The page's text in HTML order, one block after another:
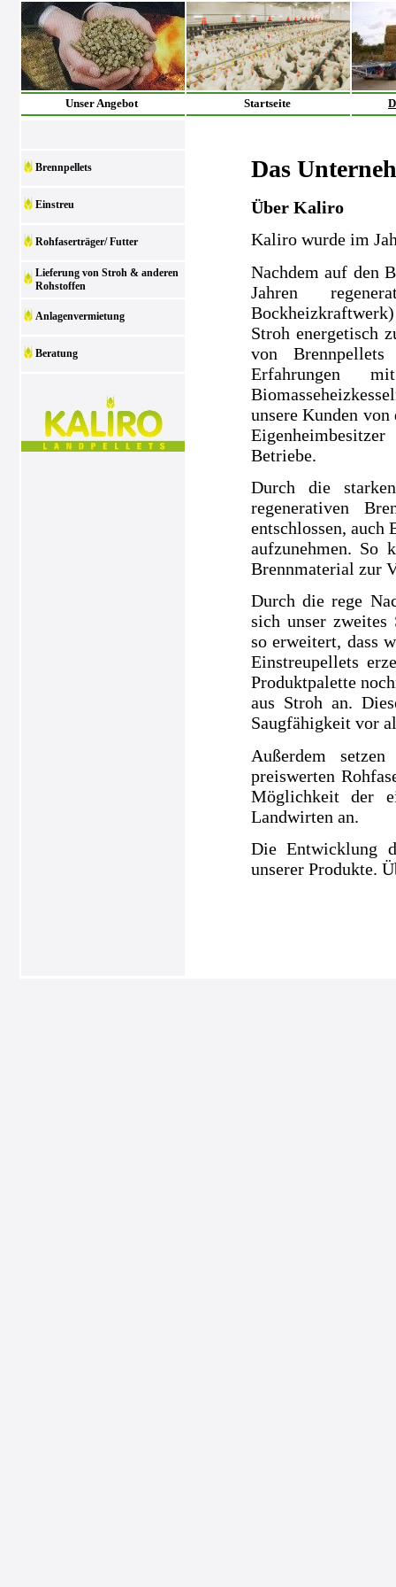
Unser Angebot Startseite
Brennpellets
Einstreu
Rohfaserträger/ Futter
Lieferung von Stroh & anderen
Rohstoffen
Anlagenvermietung
Beratung
Das
Über Kaliro
Kaliro wurde im
Nachdem auf den
Jahren
Stroh energetisch
von
Erfahrungen
unsere Kunden
Betriebe.
Durch die
regenerativen
entschlossen, auch
aufzunehmen. So
Brennmaterial zur
Durch die rege
sich unser zweites
so erweitert, dass
Einstreupellets
Produktpalette
aus Stroh an.
Saugfähigkeit vor
Außerdem
preiswerten
Möglichkeit der
Landwirten an.
Die Entwicklung
unserer Produkte.